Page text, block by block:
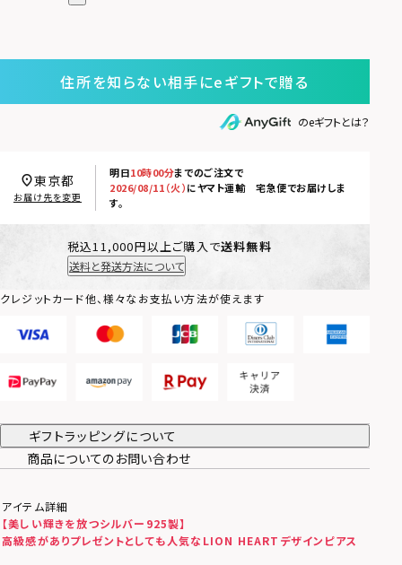
住所を知らない相手にeギフトで贈る
のeギフトとは？
明日10時00分までのご注文で
2026/08/11（火）にヤマト運輸 宅急便でお届けしま
す。
東京都
お届け先を変更
税込11,000円以上ご購入で送料無料
送料と発送方法について
クレジットカード他、様々なお支払い方法が使えます
ギフトラッピングについて
商品についてのお問い合わせ
アイテム詳細
【美しい輝きを放つシルバー925製】
高級感がありプレゼントとしても人気なLION HEARTデザインピアス